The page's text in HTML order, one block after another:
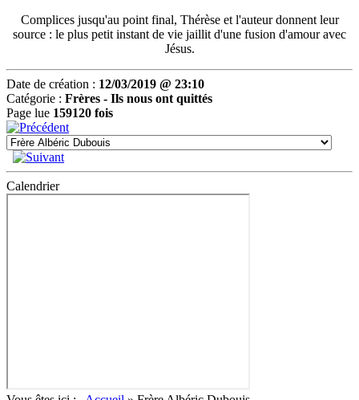
Complices jusqu'au point final, Thérèse et l'auteur donnent leur
source : le plus petit instant de vie jaillit d'une fusion d'amour avec
Jésus.
Date de création : 12/03/2019 @ 23:10
Catégorie : Frères - Ils nous ont quittés
Page lue 159120 fois
Calendrier